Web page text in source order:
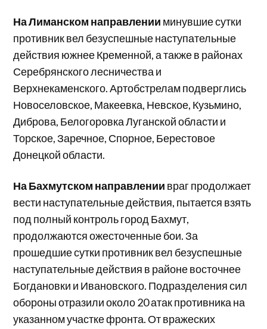
На Лиманском направлении минувшие сутки
противник вел безуспешные наступательные
действия южнее Кременной, а также в районах
Серебрянского лесничества и
Верхнекаменского. Артобстрелам подверглись
Новоселовское, Макеевка, Невское, Кузьмино,
Диброва, Белогоровка Луганской области и
Торское, Заречное, Спорное, Берестовое
Донецкой области.
На Бахмутском направлении враг продолжает
вести наступательные действия, пытается взять
под полный контроль город Бахмут,
продолжаются ожесточенные бои. За
прошедшие сутки противник вел безуспешные
наступательные действия в районе восточнее
Богдановки и Ивановского. Подразделения сил
обороны отразили около 20 атак противника на
указанном участке фронта. От вражеских